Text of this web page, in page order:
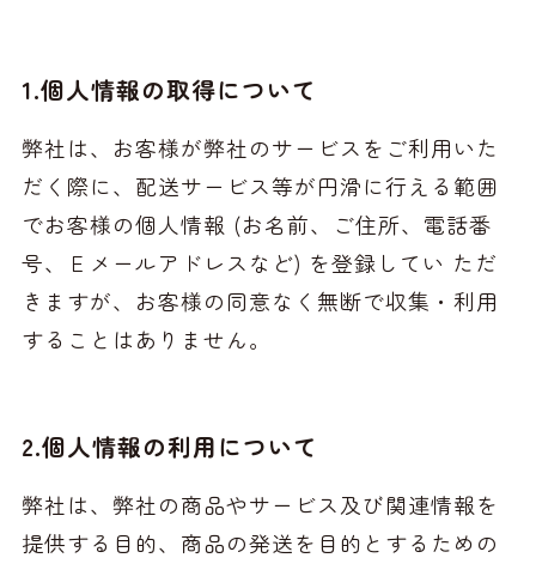
1.個人情報の取得について
弊社は、お客様が弊社のサービスをご利用いた
だく際に、配送サービス等が円滑に行える範囲
でお客様の個人情報 (お名前、ご住所、電話番
号、Ｅメールアドレスなど) を登録してい ただ
きますが、お客様の同意なく無断で収集・利用
することはありません。
2.個人情報の利用について
弊社は、弊社の商品やサービス及び関連情報を
提供する目的、商品の発送を目的とするための